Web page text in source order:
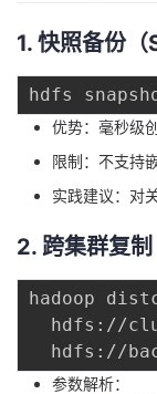
我
的
程
我
认
证
的
实
验
我
的
收
的
技
支
持
我
的
声
建
议
1. 快照备份（
优势：毫秒级
限制：不支持
实践建议：对
2. 跨集群复制
hadoop
hdfs://
参数解析：